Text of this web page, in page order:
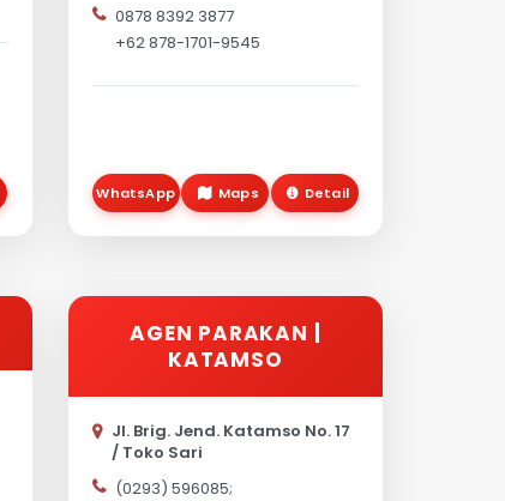
0878 8392 3877
+62 878-1701-9545
WhatsApp Maps Detail
AGEN PARAKAN |
KATAMSO
Jl. Brig. Jend. Katamso No. 17
/ Toko Sari
(0293) 596085;